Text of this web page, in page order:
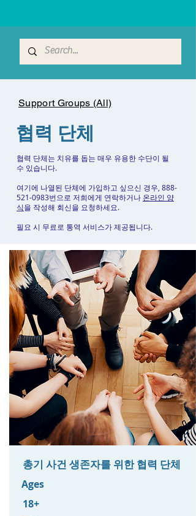
Support Groups (All)
협력 단체
협력 단체는 치유를 돕는 매우 유용한 수단이 될
수 있습니다.
여기에 나열된 단체에 가입하고 싶으신 경우, 888-
521-0983번으로 저희에게 연락하거나 온라인 양
식을 작성해 회신을 요청하세요.
필요 시 무료로 통역 서비스가 제공됩니다.
총기 사건 생존자를 위한 협력 단체
Ages
18+